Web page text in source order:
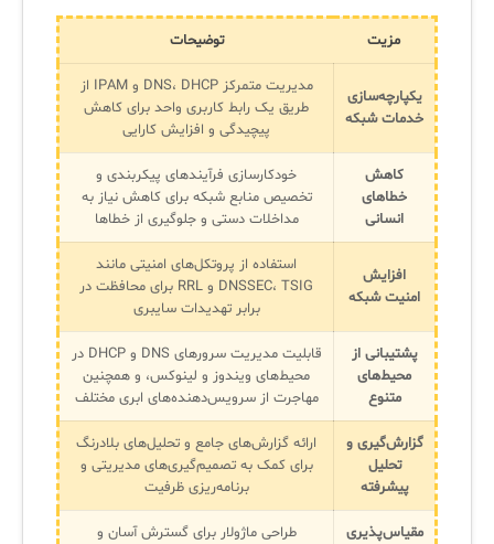
مزیت توضیحات
یکپارچه‌سازی
خدمات شبکه
مدیریت متمرکز DNS، DHCP و IPAM از
طریق یک رابط کاربری واحد برای کاهش
پیچیدگی و افزایش کارایی
کاهش
خطاهای
انسانی
خودکارسازی فرآیندهای پیکربندی و
تخصیص منابع شبکه برای کاهش نیاز به
مداخلات دستی و جلوگیری از خطاها
افزایش
امنیت شبکه
استفاده از پروتکل‌های امنیتی مانند
DNSSEC، TSIG و RRL برای محافظت در
برابر تهدیدات سایبری
پشتیبانی از
محیط‌های
متنوع
قابلیت مدیریت سرورهای DNS و DHCP در
محیط‌های ویندوز و لینوکس، و همچنین
مهاجرت از سرویس‌دهنده‌های ابری مختلف
گزارش‌گیری و
تحلیل
پیشرفته
ارائه گزارش‌های جامع و تحلیل‌های بلادرنگ
برای کمک به تصمیم‌گیری‌های مدیریتی و
برنامه‌ریزی ظرفیت
مقیاس‌پذیری
طراحی ماژولار برای گسترش آسان و